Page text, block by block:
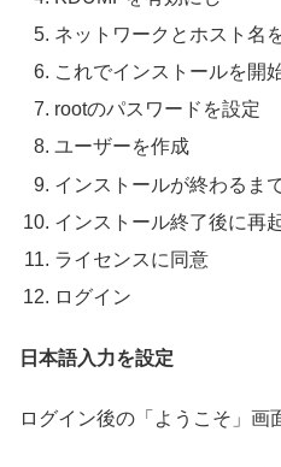
ネットワークとホスト名
これでインストールを開
rootのパスワードを設定
ユーザーを作成
インストールが終わるま
インストール終了後に再
ライセンスに同意
ログイン
日本語入力を設定
ログイン後の「ようこそ」画